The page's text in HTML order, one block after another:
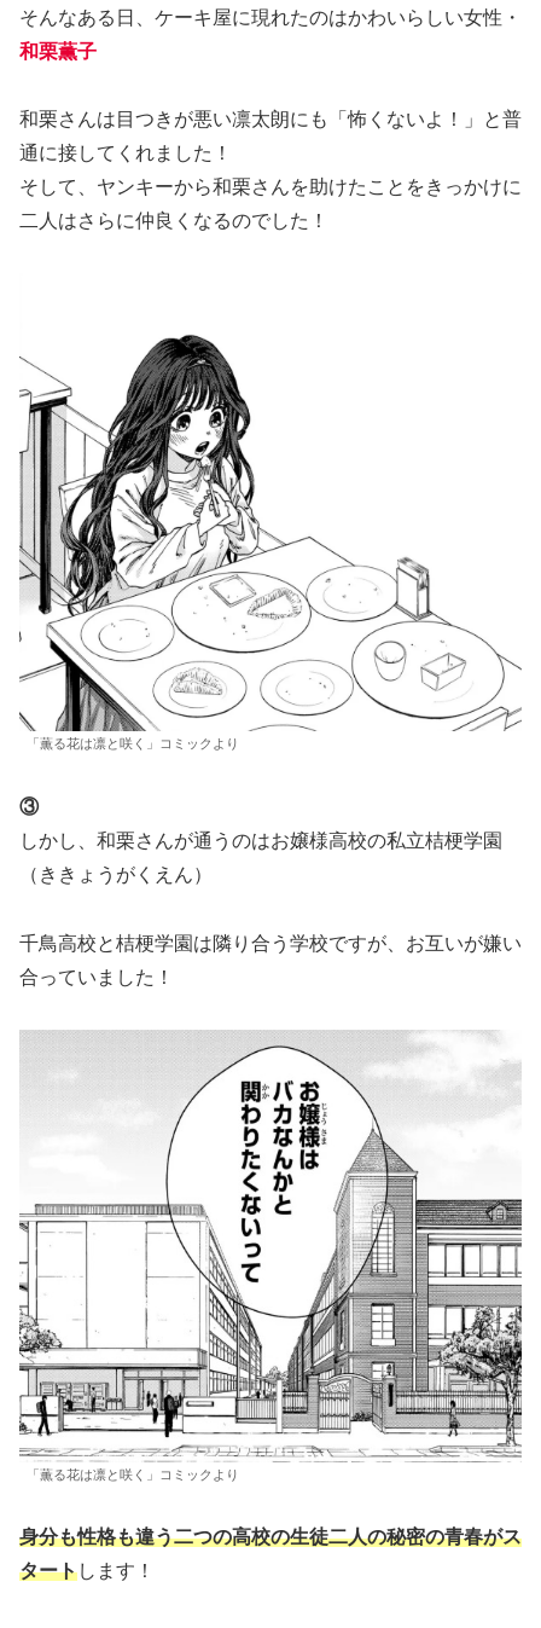
そんなある日、ケーキ屋に現れたのはかわいらしい女性・
和栗薫子
和栗さんは目つきが悪い凛太朗にも「怖くないよ！」と普
通に接してくれました！
そして、ヤンキーから和栗さんを助けたことをきっかけに
二人はさらに仲良くなるのでした！
「薫る花は凛と咲く」コミックより
③
しかし、和栗さんが通うのはお嬢様高校の私立桔梗学園
（ききょうがくえん）
千鳥高校と桔梗学園は隣り合う学校ですが、お互いが嫌い
合っていました！
「薫る花は凛と咲く」コミックより
身分も性格も違う二つの高校の生徒二人の秘密の青春がス
タートします！